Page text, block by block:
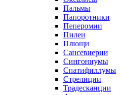
Пальмы
Папоротники
Пеперомии
Пилеи
Плющи
Сансевиерии
Сингониумы
Спатифиллумы
Стрелиции
Традесканции